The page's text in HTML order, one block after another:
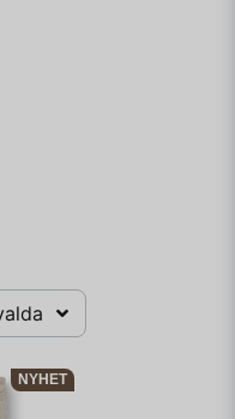
NYHET